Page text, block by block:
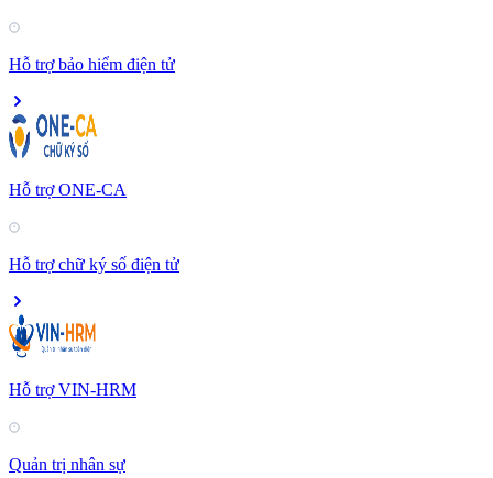
Hỗ trợ bảo hiểm điện tử
Hỗ trợ ONE-CA
Hỗ trợ chữ ký số điện tử
Hỗ trợ VIN-HRM
Quản trị nhân sự